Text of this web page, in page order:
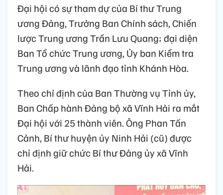
Đại hội có sự tham dự của Bí thư Trung
ương Đảng, Trưởng Ban Chính sách, Chiến
lược Trung ương Trần Lưu Quang; đại diện
Ban Tổ chức Trung ương, Ủy ban Kiểm tra
Trung ương và lãnh đạo tỉnh Khánh Hòa.
Theo chỉ định của Ban Thường vụ Tỉnh ủy,
Ban Chấp hành Đảng bộ xã Vĩnh Hải ra mắt
Đại hội với 25 thành viên. Ông Phan Tấn
Cảnh, Bí thư huyện ủy Ninh Hải (cũ) được
chỉ định giữ chức Bí thư Đảng ủy xã Vĩnh
Hải.